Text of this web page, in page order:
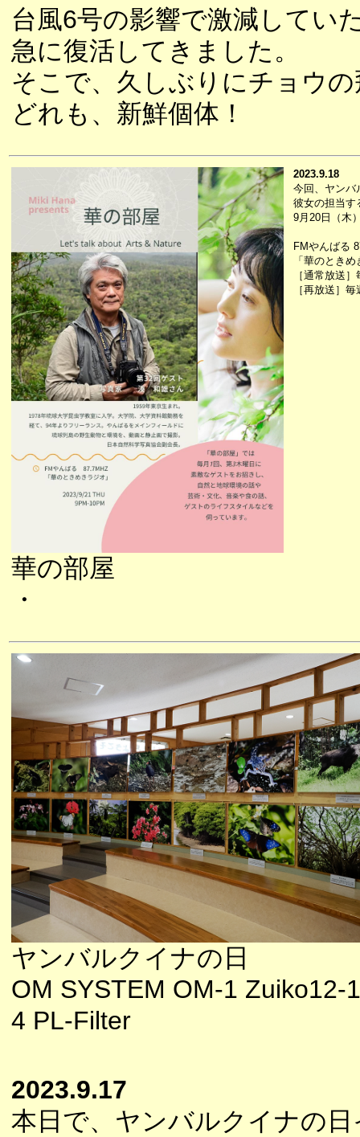
台風6号の影響で激減してい
急に復活してきました。
そこで、久しぶりにチョウ
どれも、新鮮個体！
華の部屋
・
2023.9.18
今回、ヤンバ
彼女の担当す
9月20日（木
FMやんばる
「華のとき
［通常放送
［再放送］
ヤンバルクイナの日
OM SYSTEM OM-1 Zuiko12-
4 PL-Filter
2023.9.17
本日で、ヤンバルクイナの